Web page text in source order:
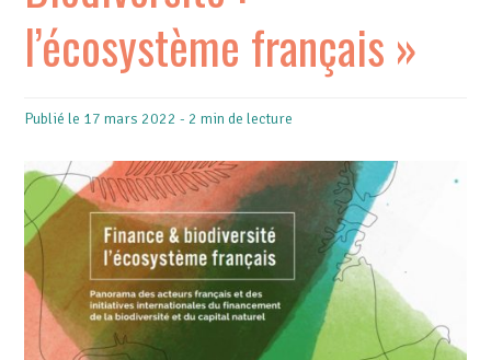
l’écosystème français »
Publié le 17 mars 2022 - 2 min de lecture